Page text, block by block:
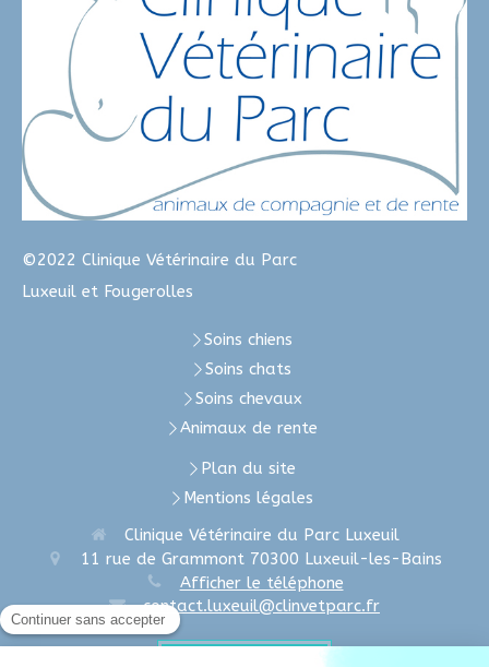
©2022 Clinique Vétérinaire du Parc
Luxeuil et Fougerolles
Soins chiens
Soins chats
Soins chevaux
Animaux de rente
Plan du site
Mentions légales
Clinique Vétérinaire du Parc Luxeuil
11 rue de Grammont 70300 Luxeuil-les-Bains
Afficher le téléphone
contact.luxeuil@clinvetparc.fr